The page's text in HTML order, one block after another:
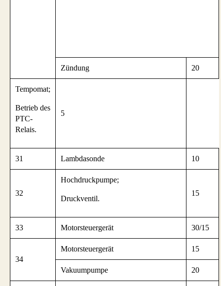
Zündung 20
Tempomat;
Betrieb des
PTC-
Relais.
5
31 Lambdasonde 10
32
Hochdruckpumpe;
Druckventil.
15
33 Motorsteuergerät 30/15
34
Motorsteuergerät 15
Vakuumpumpe 20